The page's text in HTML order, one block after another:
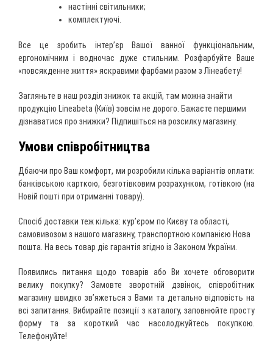
настінні світильники;
комплектуючі.
Все це зробить інтер’єр Вашої ванної функціональним,
ергономічним і водночас дуже стильним. Розфарбуйте Ваше
«повсякденне життя» яскравими фарбами разом з Лінеабету!
Загляньте в наш розділ знижок та акцій, там можна знайти
продукцію Lineabeta (Київ) зовсім не дорого. Бажаєте першими
дізнаватися про знижки? Підпишіться на розсилку магазину.
Умови співробітництва
Дбаючи про Ваш комфорт, ми розробили кілька варіантів оплати:
банківською карткою, безготівковим розрахунком, готівкою (на
Новій пошті при отриманні товару).
Спосіб доставки теж кілька: кур’єром по Києву та області,
самовивозом з нашого магазину, транспортною компанією Нова
пошта. На весь товар діє гарантія згідно із Законом України.
Появились питання щодо товарів або Ви хочете обговорити
велику покупку? Замовте зворотній дзвінок, співробітник
магазину швидко зв’яжеться з Вами та детально відповість на
всі запитання. Вибирайте позиції з каталогу, заповнюйте просту
форму та за короткий час насолоджуйтесь покупкою.
Телефонуйте!